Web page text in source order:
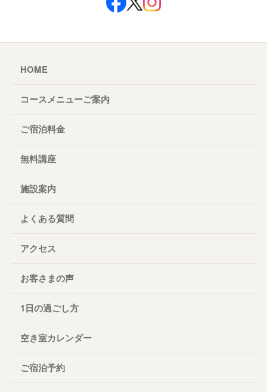
HOME
コースメニューご案内
ご宿泊料金
無料講座
施設案内
よくある質問
アクセス
お客さまの声
1日の過ごし方
空き室カレンダー
ご宿泊予約